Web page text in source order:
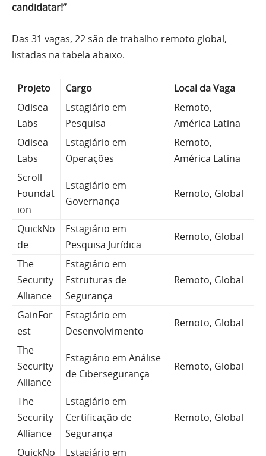
candidatar!”
Das 31 vagas, 22 são de trabalho remoto global,
listadas na tabela abaixo.
Projeto Cargo
Local da Vaga
Odisea
Labs
Estagiário em
Pesquisa
Remoto,
América Latina
Odisea
Labs
Estagiário em
Operações
Remoto,
América Latina
Scroll
Foundat
ion
Estagiário em
Governança
Remoto, Global
QuickNo
de
Estagiário em
Pesquisa Jurídica
Remoto, Global
The
Security
Alliance
Estagiário em
Estruturas de
Segurança
Remoto, Global
GainFor
est
Estagiário em
Desenvolvimento
Remoto, Global
The
Security
Alliance
Estagiário em Análise
de Cibersegurança
Remoto, Global
The
Security
Alliance
Estagiário em
Certificação de
Segurança
Remoto, Global
QuickNo Estagiário em